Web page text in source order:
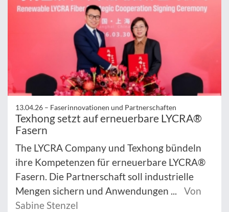
13.04.26 – Faserinnovationen und Partnerschaften
Texhong setzt auf erneuerbare LYCRA®
Fasern
The LYCRA Company und Texhong bündeln
ihre Kompetenzen für erneuerbare LYCRA®
Fasern. Die Partnerschaft soll industrielle
Mengen sichern und Anwendungen ...
Von
Sabine Stenzel